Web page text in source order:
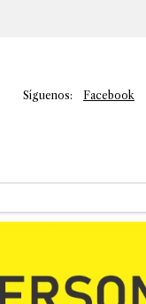
Síguenos: Facebook